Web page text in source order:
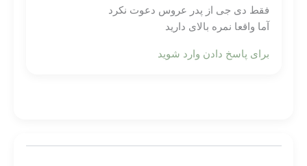
فقط دی جی از پدر عروس دعوت نکرد
آما واقعا نمره بالای دارید
برای پاسخ دادن وارد شوید